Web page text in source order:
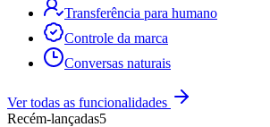
Transferência para humano
Controle da marca
Conversas naturais
Ver todas as funcionalidades
Recém-lançadas5